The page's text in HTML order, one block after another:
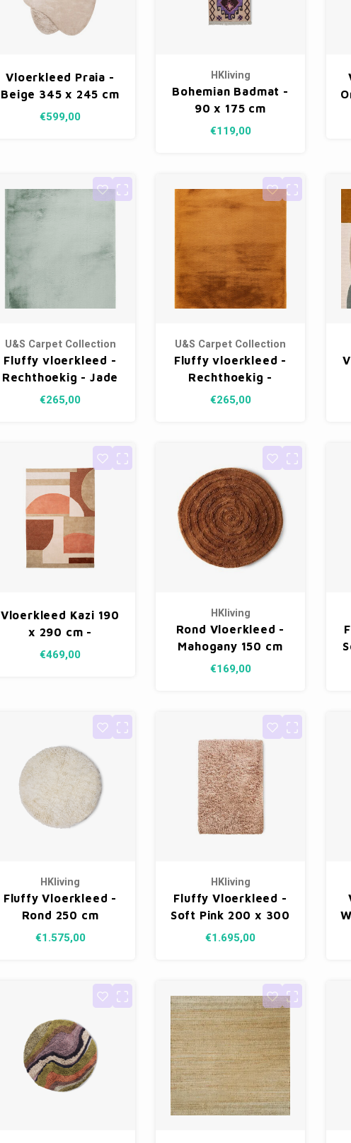
Vloerkleed Praia -
Beige 345 x 245 cm
€599,00
HKliving
Bohemian Badmat -
90 x 175 cm
€119,00
U&S Carpet Collection
Fluffy vloerkleed -
Rechthoekig - Jade
- 160 x 230 cm
€265,00
U&S Carpet Collection
Fluffy vloerkleed -
Rechthoekig -
Amber - 160 x 230
€265,00
Vloerkleed Kazi 190
x 290 cm -
terracotta
€469,00
HKliving
Rond Vloerkleed -
Mahogany 150 cm
€169,00
HKliving
Fluffy Vloerkleed -
Rond 250 cm
€1.575,00
HKliving
Fluffy Vloerkleed -
Soft Pink 200 x 300
cm
€1.695,00